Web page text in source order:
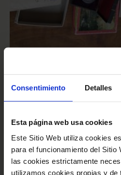
Consentimiento Detalles
Esta página web usa cookies
Este Sitio Web utiliza cookies
para el funcionamiento del Sitio
las cookies estrictamente
utilizamos cookies propias y de
¿Quién era Joan
CEDOC ingresa
compositor y
14 Oct 2019 00:00:00